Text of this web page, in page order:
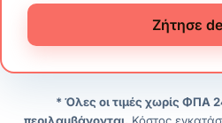
Ζήτησε
* Όλες οι τιμές χωρίς ΦΠΑ